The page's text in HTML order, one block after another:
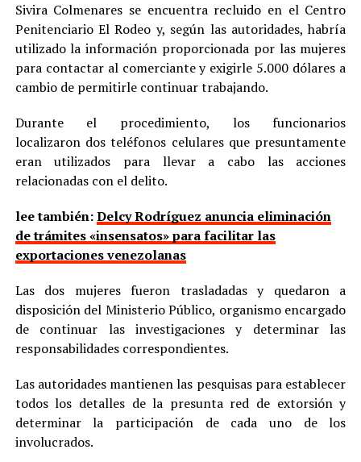
Sivira Colmenares se encuentra recluido en el Centro
Penitenciario El Rodeo y, según las autoridades, habría
utilizado la información proporcionada por las mujeres
para contactar al comerciante y exigirle 5.000 dólares a
cambio de permitirle continuar trabajando.
Durante el procedimiento, los funcionarios
localizaron dos teléfonos celulares que presuntamente
eran utilizados para llevar a cabo las acciones
relacionadas con el delito.
lee también:Delcy Rodríguez anuncia eliminación
de trámites «insensatos» para facilitar las
exportaciones venezolanas
Las dos mujeres fueron trasladadas y quedaron a
disposición del Ministerio Público, organismo encargado
de continuar las investigaciones y determinar las
responsabilidades correspondientes.
Las autoridades mantienen las pesquisas para establecer
todos los detalles de la presunta red de extorsión y
determinar la participación de cada uno de los
involucrados.